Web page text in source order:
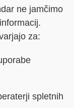
ne jamčimo
za:
spletnih